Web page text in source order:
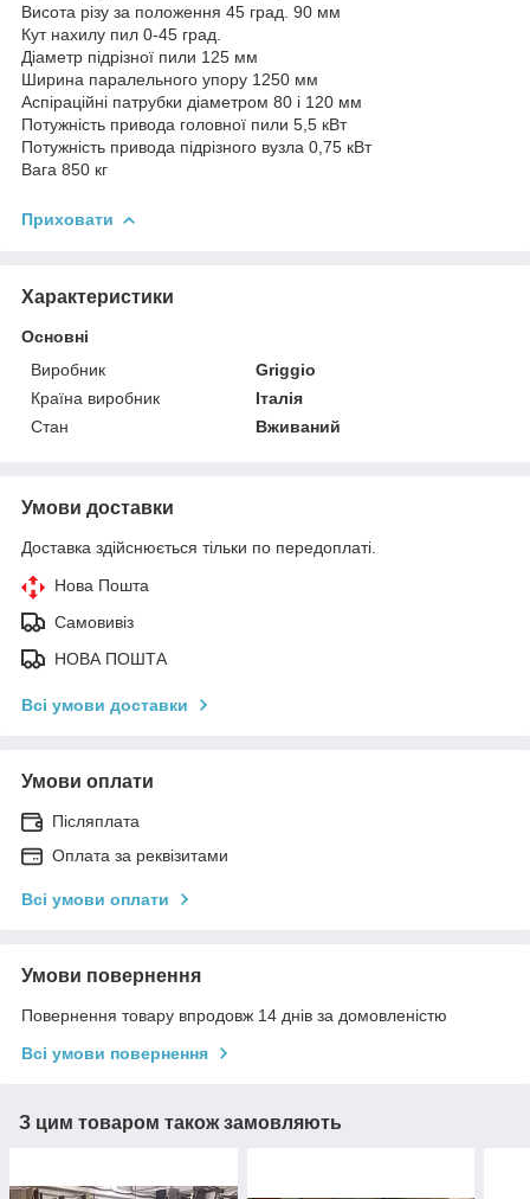
Висота різу за положення 45 град. 90 мм
Кут нахилу пил 0-45 град.
Діаметр підрізної пили 125 мм
Ширина паралельного упору 1250 мм
Аспіраційні патрубки діаметром 80 і 120 мм
Потужність привода головної пили 5,5 кВт
Потужність привода підрізного вузла 0,75 кВт
Вага 850 кг
Приховати
Характеристики
Основні
Виробник
Griggio
Країна виробник
Італія
Стан
Вживаний
Умови доставки
Доставка здійснюється тільки по передоплаті.
Нова Пошта
Самовивіз
НОВА ПОШТА
Всі умови доставки
Умови оплати
Післяплата
Оплата за реквізитами
Всі умови оплати
Умови повернення
Повернення товару впродовж 14 днів за домовленістю
Всі умови повернення
З цим товаром також замовляють